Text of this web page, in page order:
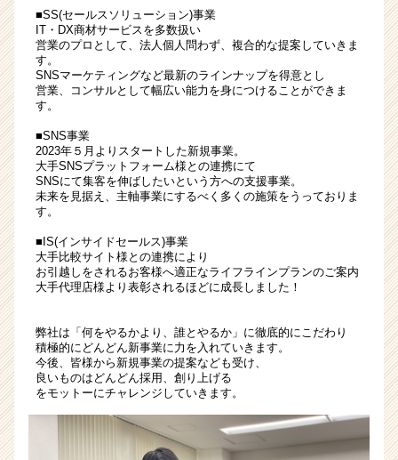
ー・
成
長
業
カ
ウ
ト
く
就
活
イ
ト
チ
ア
キ
ャ
リ
ア
■SS(セールスソリューション)事業
IT・DX商材サービスを多数扱い
営業のプロとして、法人個人問わず、複合的な提案していきま
す。
SNSマーケティングなど最新のラインナップを得意とし
営業、コンサルとして幅広い能力を身につけることができま
す。
■SNS事業
2023年５月よりスタートした新規事業。
大手SNSプラットフォーム様との連携にて
SNSにて集客を伸ばしたいという方への支援事業。
未来を見据え、主軸事業にするべく多くの施策をうっておりま
す。
■IS(インサイドセールス)事業
大手比較サイト様との連携により
お引越しをされるお客様へ適正なライフラインプランのご案内
大手代理店様より表彰されるほどに成長しました！
弊社は「何をやるかより、誰とやるか」に徹底的にこだわり
積極的にどんどん新事業に力を入れていきます。
今後、皆様から新規事業の提案なども受け、
良いものはどんどん採用、創り上げる
をモットーにチャレンジしていきます。